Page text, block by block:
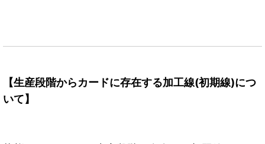
【生産段階からカードに存在する加工線(初期線)につ
いて】